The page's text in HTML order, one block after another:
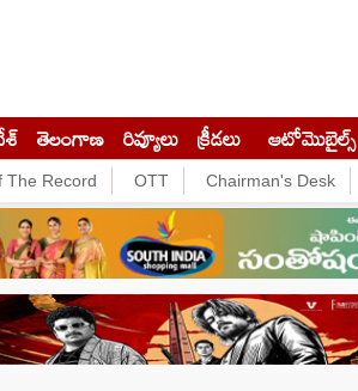
తెలంగాణ రివ్యూలు క్రీడలు ఆటోమొబైల్స్
The Record OTT Chairman's Desk